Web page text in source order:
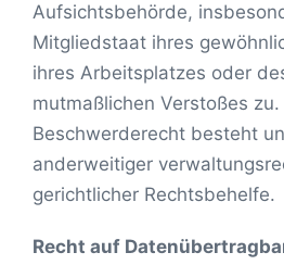
Aufsichtsbehörde,
Mitgliedstaat ihres
ihres Arbeitsplatzes oder
mutmaßlichen Verstoßes zu.
Beschwerderecht besteht
anderweitiger
gerichtlicher Rechtsbehelfe.
Recht auf